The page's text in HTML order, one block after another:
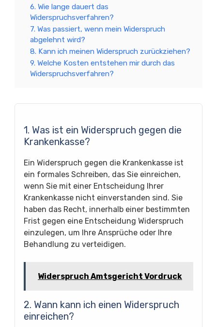
6. Wie lange dauert das
Widerspruchsverfahren?
7. Was passiert, wenn mein Widerspruch
abgelehnt wird?
8. Kann ich meinen Widerspruch zurückziehen?
9. Welche Kosten entstehen mir durch das
Widerspruchsverfahren?
1. Was ist ein Widerspruch gegen die
Krankenkasse?
Ein Widerspruch gegen die Krankenkasse ist
ein formales Schreiben, das Sie einreichen,
wenn Sie mit einer Entscheidung Ihrer
Krankenkasse nicht einverstanden sind. Sie
haben das Recht, innerhalb einer bestimmten
Frist gegen eine Entscheidung Widerspruch
einzulegen, um Ihre Ansprüche oder Ihre
Behandlung zu verteidigen.
Widerspruch Amtsgericht Vordruck
2. Wann kann ich einen Widerspruch
einreichen?